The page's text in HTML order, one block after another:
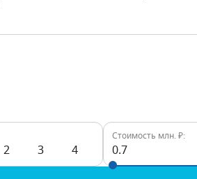
2 3 4
Стоимость млн. ₽:
0.7